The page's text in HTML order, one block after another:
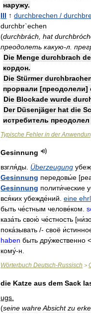
наружу.
III ↑ durchbrechen /
durchbr`echen
(durchbrách hat
преодолеть какую-л
Die Menge durchbrach
кордон.
Die Stürmer
прорвали [преодолели]
Die Blockade wurde
Der Düsenjäger hat die
истребитель преодолел
Typische Fehler in der
Gesinnung
взгля́ды Überzeugung
Gesinnung передовы́е [
Gesinnung полити́ческие
вся́ких убежде́ний eine
быть че́стным челове́ком
каза́ть свою́ че́стность [
пока́зывать /- своё
haben быть дру́жественно <
кому́-н
Wörterbuch Deutsch-Russisch >
die Katze aus dem Sack
ugs
(seine wahreAbsicht zu